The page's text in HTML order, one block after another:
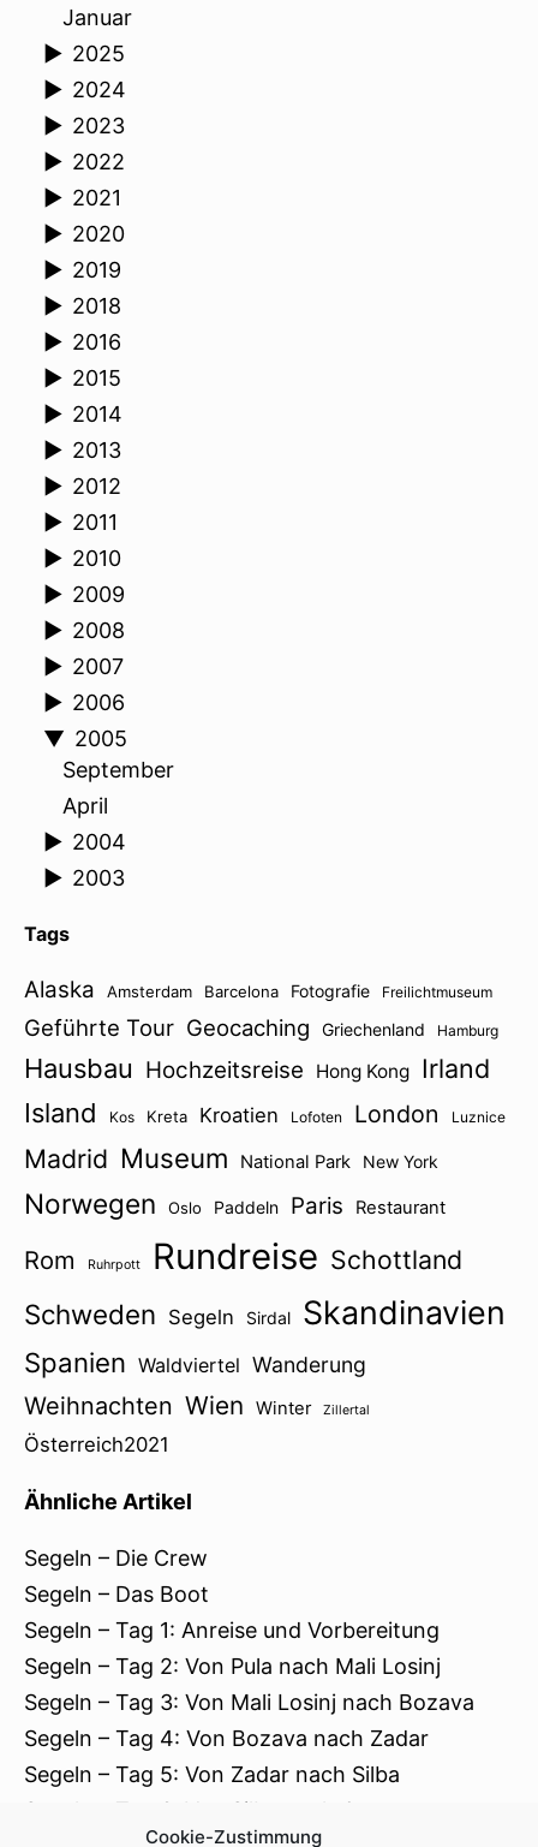
Cookie-Zustimmung
Januar
► 2025
► 2024
► 2023
► 2022
► 2021
► 2020
► 2019
► 2018
► 2016
► 2015
► 2014
► 2013
► 2012
► 2011
► 2010
► 2009
► 2008
► 2007
► 2006
▼ 2005
September
April
► 2004
► 2003
Tags
Alaska Amsterdam Barcelona Fotografie Freilichtmuseum
Geführte Tour Geocaching Griechenland Hamburg
Hausbau Hochzeitsreise Hong Kong Irland
Island
Kos Kreta Kroatien Lofoten London Luznice
Madrid Museum National Park New York
Norwegen Oslo Paddeln Paris Restaurant
Rom Ruhrpott Rundreise Schottland
Schweden Segeln Sirdal Skandinavien
Spanien Waldviertel Wanderung
Weihnachten Wien Winter Zillertal
Österreich2021
Ähnliche Artikel
Segeln – Die Crew
Segeln – Das Boot
Segeln – Tag 1: Anreise und Vorbereitung
Segeln – Tag 2: Von Pula nach Mali Losinj
Segeln – Tag 3: Von Mali Losinj nach Bozava
Segeln – Tag 4: Von Bozava nach Zadar
Segeln – Tag 5: Von Zadar nach Silba
Segeln – Tag 6: Von Silba nach Ozor